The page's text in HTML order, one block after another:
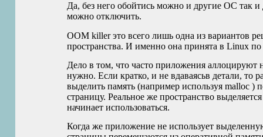
Да, без него обойтись можно и другие ОС так
можно отключить.
OOM killer это всего лишь одна из вариантов
пространства. И именно она принята в Linux
Дело в том, что часто приложения
нужно. Если кратко, и не вдаваясьв детали, то
выделить память (например используя malloc )
страницу. Реальное же пространство
начинает использоваться.
Когда же приложение не использует